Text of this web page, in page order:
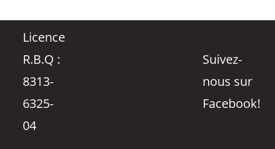
Licence
R.B.Q :
8313-
6325-
04
Suivez-
nous sur
Facebook!